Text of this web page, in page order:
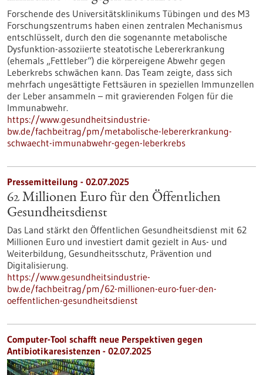
Forschende des Universitätsklinikums Tübingen und des M3
Forschungszentrums haben einen zentralen Mechanismus
entschlüsselt, durch den die sogenannte metabolische
Dysfunktion-assoziierte steatotische Lebererkrankung
(ehemals „Fettleber“) die körpereigene Abwehr gegen
Leberkrebs schwächen kann. Das Team zeigte, dass sich
mehrfach ungesättigte Fettsäuren in speziellen Immunzellen
der Leber ansammeln – mit gravierenden Folgen für die
Immunabwehr.
https://www.gesundheitsindustrie-
bw.de/fachbeitrag/pm/metabolische-lebererkrankung-
schwaecht-immunabwehr-gegen-leberkrebs
Pressemitteilung - 02.07.2025
62 Millionen Euro für den Öffentlichen
Gesundheitsdienst
Das Land stärkt den Öffentlichen Gesundheitsdienst mit 62
Millionen Euro und investiert damit gezielt in Aus- und
Weiterbildung, Gesundheitsschutz, Prävention und
Digitalisierung.
https://www.gesundheitsindustrie-
bw.de/fachbeitrag/pm/62-millionen-euro-fuer-den-
oeffentlichen-gesundheitsdienst
Computer-Tool schafft neue Perspektiven gegen
Antibiotikaresistenzen - 02.07.2025